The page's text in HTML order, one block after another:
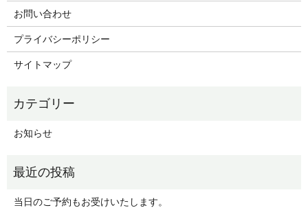
お問い合わせ
プライバシーポリシー
サイトマップ
お知らせ
当日のご予約もお受けいたします。